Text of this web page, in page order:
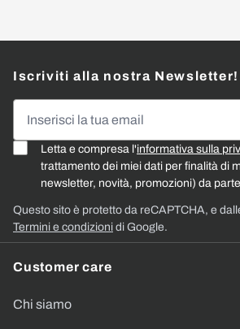
Customer care
Chi siamo
Iscriviti alla nostra Newsletter!
Letta e compresa l'informativa sulla
trattamento dei miei dati per finalità di
newsletter, novità, promozioni) da
Questo sito è protetto da reCAPTCHA, e
Termini e condizioni di Google.